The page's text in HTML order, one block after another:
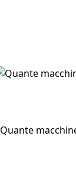
Quante